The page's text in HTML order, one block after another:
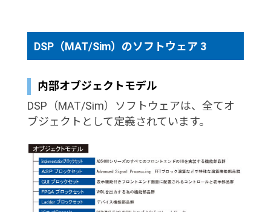
DSP（MAT/Sim）のソフトウェア 3
内部オブジェクトモデル
DSP（MAT/Sim）ソフトウェアは、全てオ
ブジェクトとして定義されています。